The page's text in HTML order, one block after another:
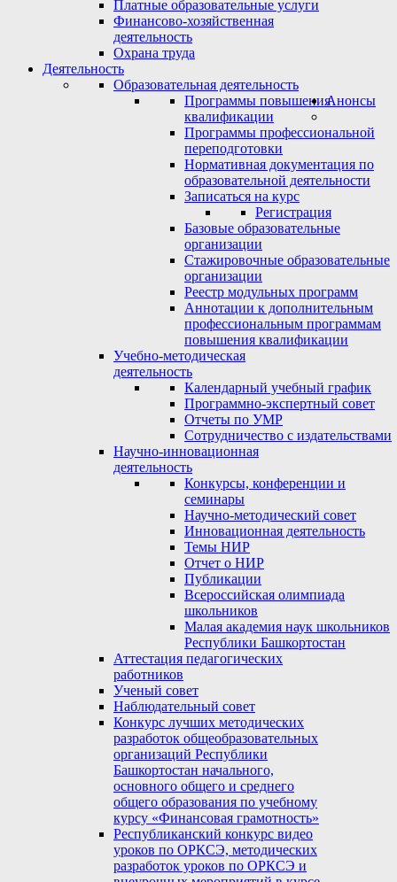
Платные образовательные услуги
Финансово-хозяйственная
деятельность
Охрана труда
Деятельность
Образовательная деятельность
Программы повышения
квалификации
Программы профессиональной
переподготовки
Нормативная документация по
образовательной деятельности
Записаться на курс
Регистрация
Базовые образовательные
организации
Стажировочные образовательные
организации
Реестр модульных программ
Аннотации к дополнительным
профессиональным программам
повышения квалификации
Учебно-методическая
деятельность
Календарный учебный график
Программно-экспертный совет
Отчеты по УМР
Сотрудничество с издательствами
Научно-инновационная
деятельность
Конкурсы, конференции и
семинары
Научно-методический совет
Инновационная деятельность
Темы НИР
Отчет о НИР
Публикации
Всероссийская олимпиада
школьников
Малая академия наук школьников
Республики Башкортостан
Аттестация педагогических
работников
Ученый совет
Наблюдательный совет
Анонсы
Конкурс лучших методических
разработок общеобразовательных
организаций Республики
Башкортостан начального,
основного общего и среднего
общего образования по учебному
курсу «Финансовая грамотность»
Республиканский конкурс видео
уроков по ОРКСЭ, методических
разработок уроков по ОРКСЭ и